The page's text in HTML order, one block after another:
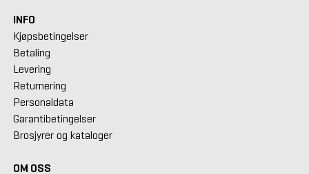
INFO
Kjøpsbetingelser
Betaling
Levering
Returnering
Personaldata
Garantibetingelser
Brosjyrer og kataloger
OM OSS